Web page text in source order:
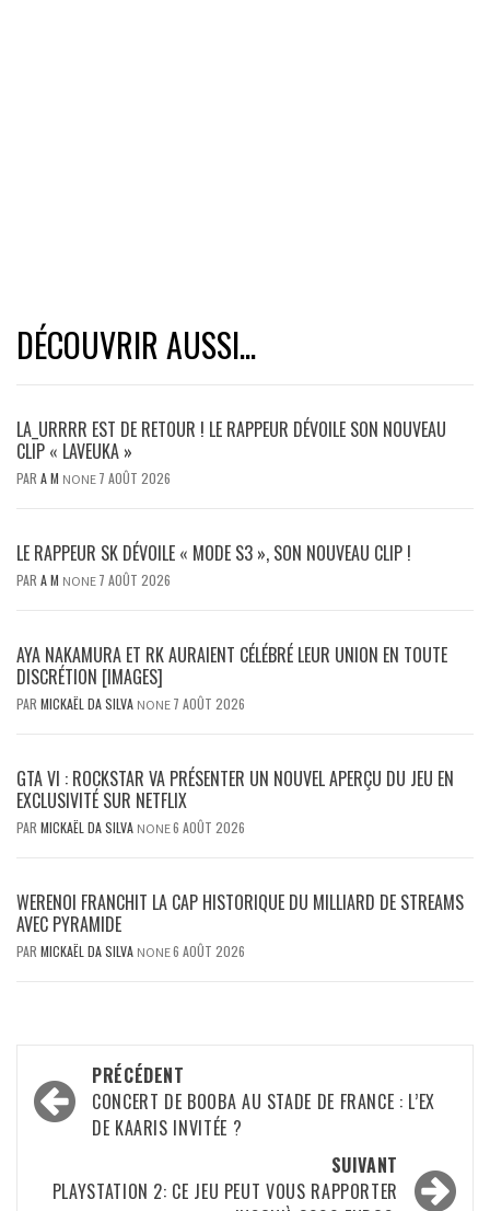
DÉCOUVRIR AUSSI...
LA_URRRR EST DE RETOUR ! LE RAPPEUR DÉVOILE SON NOUVEAU
CLIP « LAVEUKA »
PAR A M NONE 7 AOÛT 2026
LE RAPPEUR SK DÉVOILE « MODE S3 », SON NOUVEAU CLIP !
PAR A M NONE 7 AOÛT 2026
AYA NAKAMURA ET RK AURAIENT CÉLÉBRÉ LEUR UNION EN TOUTE
DISCRÉTION [IMAGES]
PAR MICKAËL DA SILVA NONE 7 AOÛT 2026
GTA VI : ROCKSTAR VA PRÉSENTER UN NOUVEL APERÇU DU JEU EN
EXCLUSIVITÉ SUR NETFLIX
PAR MICKAËL DA SILVA NONE6 AOÛT 2026
WERENOI FRANCHIT LA CAP HISTORIQUE DU MILLIARD DE STREAMS
AVEC PYRAMIDE
PAR MICKAËL DA SILVA NONE6 AOÛT 2026
Navigation
d’article
PRÉCÉDENT
CONCERT DE BOOBA AU STADE DE FRANCE : L’EX
DE KAARIS INVITÉE ?
SUIVANT
PLAYSTATION 2: CE JEU PEUT VOUS RAPPORTER